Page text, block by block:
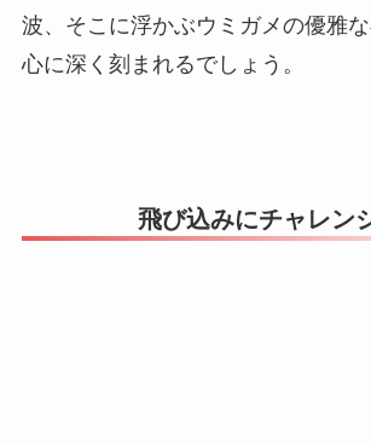
波、そこに浮かぶウミガメの優雅
心に深く刻まれるでしょう。
飛び込みにチャレン